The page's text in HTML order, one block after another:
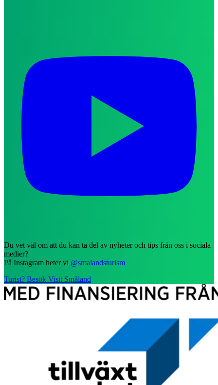
Du vet väl om att du kan ta del av nyheter och tips från oss i sociala
medier?
På Instagram heter vi @smalandsturism
Turist? Besök Visit Småland